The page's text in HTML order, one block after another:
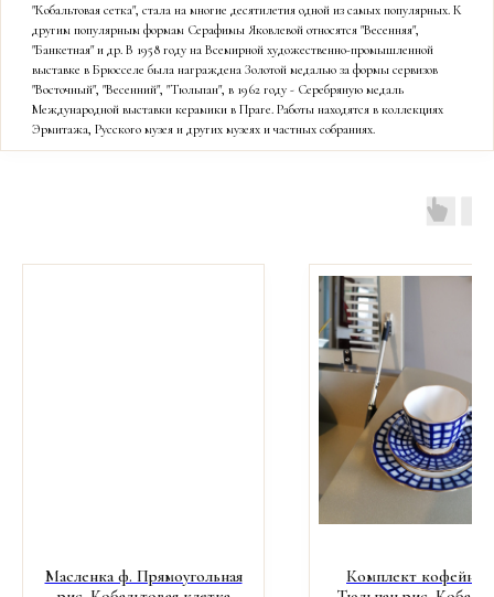
"Кобальтовая сетка", стала на многие десятилетия одной из самых популярных. К
другим популярным формам Серафимы Яковлевой относятся "Весенняя",
"Банкетная" и др. В 1958 году на Всемирной художественно-промышленной
выставке в Брюсселе была награждена Золотой медалью за формы сервизов
"Восточный", "Весенний", "Тюльпан", в 1962 году - Серебряную медаль
Международной выставки керамики в Праге. Работы находятся в коллекциях
Эрмитажа, Русского музея и других музеях и частных собраниях.
Масленка ф. Прямоугольная
Комплект